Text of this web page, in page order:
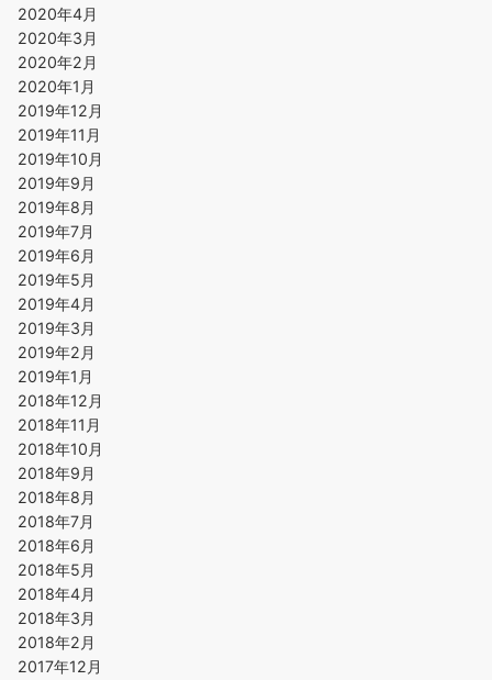
2020年4月
2020年3月
2020年2月
2020年1月
2019年12月
2019年11月
2019年10月
2019年9月
2019年8月
2019年7月
2019年6月
2019年5月
2019年4月
2019年3月
2019年2月
2019年1月
2018年12月
2018年11月
2018年10月
2018年9月
2018年8月
2018年7月
2018年6月
2018年5月
2018年4月
2018年3月
2018年2月
2017年12月